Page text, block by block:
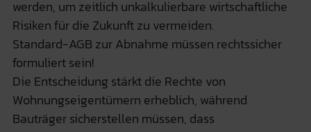
werden, um zeitlich unkalkulierbare wirtschaftliche
Risiken für die Zukunft zu vermeiden.
Standard-AGB zur Abnahme müssen rechtssicher
formuliert sein!
Die Entscheidung stärkt die Rechte von
Wohnungseigentümern erheblich, während
Bauträger sicherstellen müssen, dass